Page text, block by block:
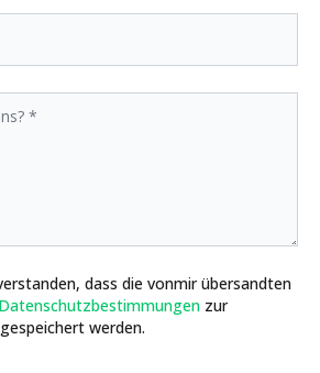
dass die vonmir übersandten
Datenschutzbestimmungen zur
werden.